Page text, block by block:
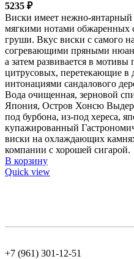
5235 ₽
Виски имеет нежно-янтарный
мягкими нотами обжаренных
груши. Вкус виски с самого
согревающими пряными
а затем развивается в
цитрусовых, перетекающие в
интонациями сандалового
Вода очищенная, зерновой
Япония, Остров Хонсю
под бурбона, из-под хереса,
купажированный
виски на охлаждающих
компании с хорошей сигарой.
В корзину
Quick view
+7 (961) 301-12-51